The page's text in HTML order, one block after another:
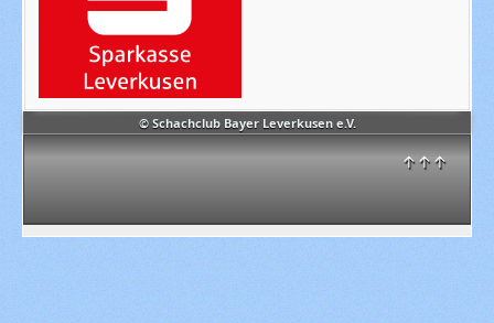
© Schachclub Bayer Leverkusen e.V.
↑↑↑